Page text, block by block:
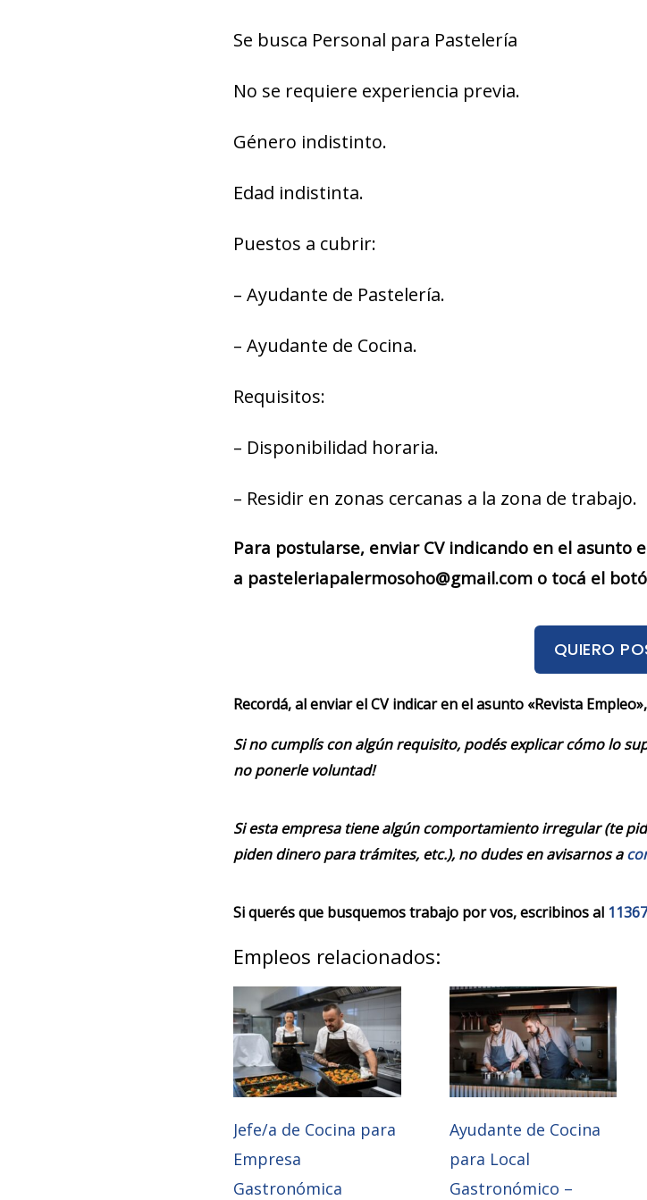
Se busca Personal para Pastelería
No se requiere experiencia previa.
Género indistinto.
Edad indistinta.
Puestos a cubrir:
– Ayudante de Pastelería.
– Ayudante de Cocina.
Requisitos:
– Disponibilidad horaria.
– Residir en zonas cercanas a la zona de trabajo.
Para postularse, enviar CV indicando en el asunto
a pasteleriapalermosoho@gmail.com o tocá el
QUIERO
Recordá, al enviar el CV indicar en el asunto «Revista
Si no cumplís con algún requisito, podés explicar cómo lo
no ponerle voluntad!
Si esta empresa tiene algún comportamiento irregular (te
piden dinero para trámites, etc.), no dudes en avisarnos a
Si querés que busquemos trabajo por vos, escribinos al
Empleos relacionados:
Jefe/a de Cocina para
Empresa
Gastronómica
Ayudante de Cocina
para Local
Gastronómico –